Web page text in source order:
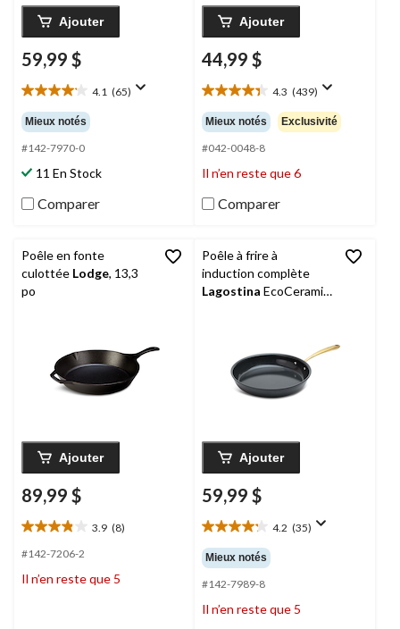
Ajouter
59,99 $
4.1 (65)
4.1
étoile(s)
sur
5.
65
évaluations
Mieux notés
#142-7970-0
11 En Stock
Comparer
Ajouter
44,99 $
4.3 (439)
4.3
étoile(s)
sur
5.
439
évaluations
Mieux notés Exclusivité
#042-0048-8
Il n’en reste que 6
Comparer
Poêle en fonte
culottée Lodge, 13,3
po
Ajouter
89,99 $
3.9 (8)
3.9
étoile(s)
5.
#142-7206-2
Il n’en reste que 5
Poêle à frire à
induction complète
Lagostina EcoCeramic,
Ajouter
59,99 $
4.2 (35)
4.2
étoile(s)
sur
5.
35
évaluations
Mieux notés
#142-7989-8
Il n’en reste que 5